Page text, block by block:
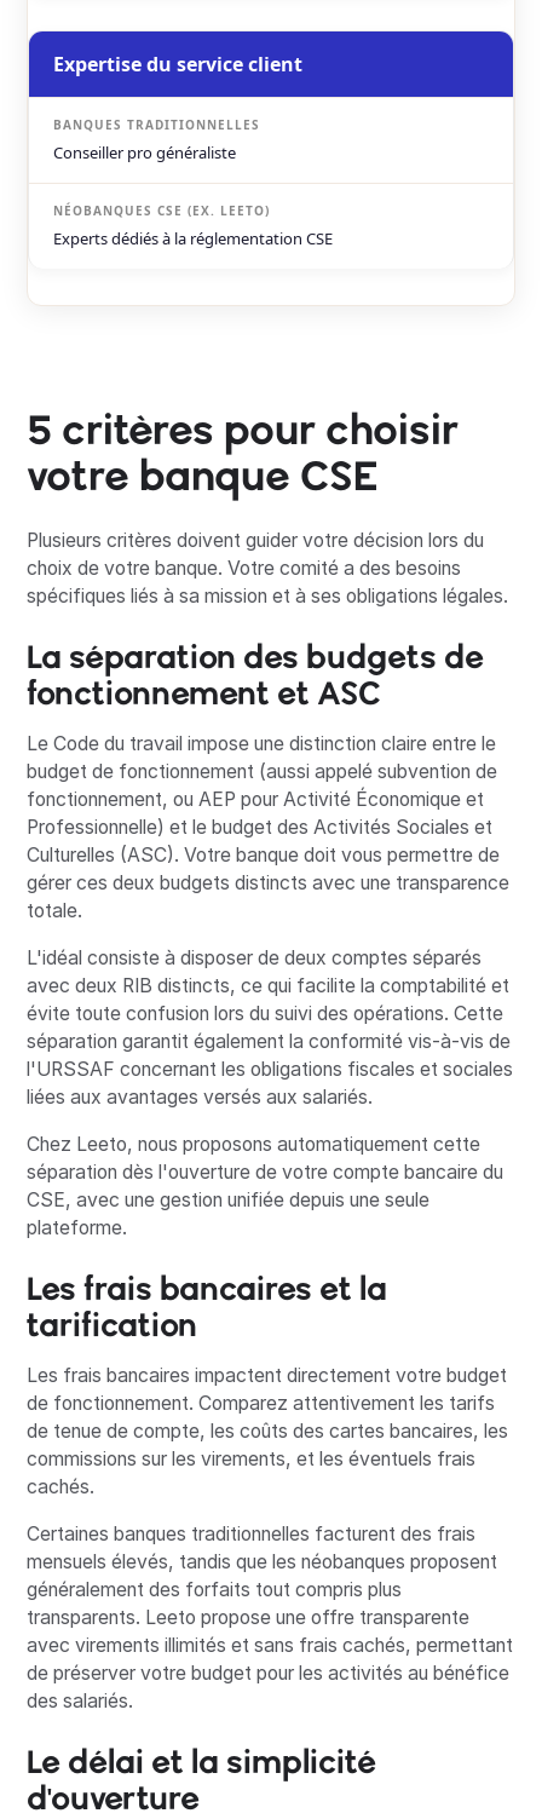
Expertise du service client
Conseiller pro généraliste
Experts dédiés à la réglementation CSE
5 critères pour choisir
votre banque CSE
Plusieurs critères doivent guider votre décision lors du
choix de votre banque. Votre comité a des besoins
spécifiques liés à sa mission et à ses obligations légales.
La séparation des budgets de
fonctionnement et ASC
Le Code du travail impose une distinction claire entre le
budget de fonctionnement (aussi appelé subvention de
fonctionnement, ou AEP pour Activité Économique et
Professionnelle) et le budget des Activités Sociales et
Culturelles (ASC). Votre banque doit vous permettre de
gérer ces deux budgets distincts avec une transparence
totale.
L'idéal consiste à disposer de deux comptes séparés
avec deux RIB distincts, ce qui facilite la comptabilité et
évite toute confusion lors du suivi des opérations. Cette
séparation garantit également la conformité vis-à-vis de
l'URSSAF concernant les obligations fiscales et sociales
liées aux avantages versés aux salariés.
Chez Leeto, nous proposons automatiquement cette
séparation dès l'ouverture de votre compte bancaire du
CSE, avec une gestion unifiée depuis une seule
plateforme.
Les frais bancaires et la
tarification
Les frais bancaires impactent directement votre budget
de fonctionnement. Comparez attentivement les tarifs
de tenue de compte, les coûts des cartes bancaires, les
commissions sur les virements, et les éventuels frais
cachés.
Certaines banques traditionnelles facturent des frais
mensuels élevés, tandis que les néobanques proposent
généralement des forfaits tout compris plus
transparents. Leeto propose une offre transparente
avec virements illimités et sans frais cachés, permettant
de préserver votre budget pour les activités au bénéfice
des salariés.
Le délai et la simplicité
d'ouverture